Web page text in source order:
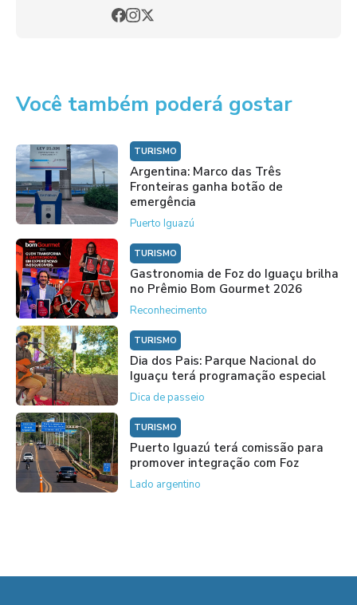
Você também poderá gostar
TURISMO
Argentina: Marco das Três
Fronteiras ganha botão de
emergência
Puerto Iguazú
TURISMO
Gastronomia de Foz do Iguaçu brilha
no Prêmio Bom Gourmet 2026
Reconhecimento
TURISMO
Dia dos Pais: Parque Nacional do
Iguaçu terá programação especial
Dica de passeio
TURISMO
Puerto Iguazú terá comissão para
promover integração com Foz
Lado argentino